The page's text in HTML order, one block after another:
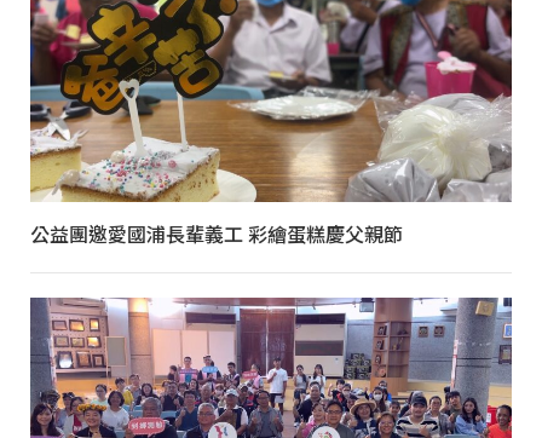
公益團邀愛國浦長輩義工 彩繪蛋糕慶父親節